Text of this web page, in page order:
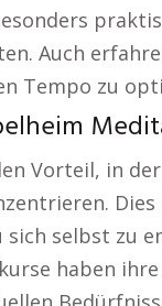
Auch
Tempo zu
Vorteil, in
selbst zu
haben